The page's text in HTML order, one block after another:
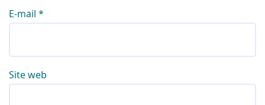
E-mail *
Site web